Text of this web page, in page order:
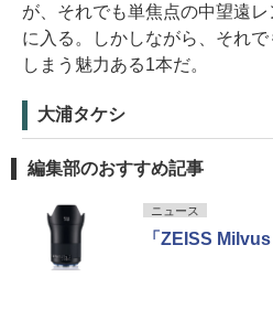
が、それでも単焦点の中望遠
に入る。しかしながら、それ
しまう魅力ある1本だ。
大浦タケシ
編集部のおすすめ記事
ニュース
「ZEISS